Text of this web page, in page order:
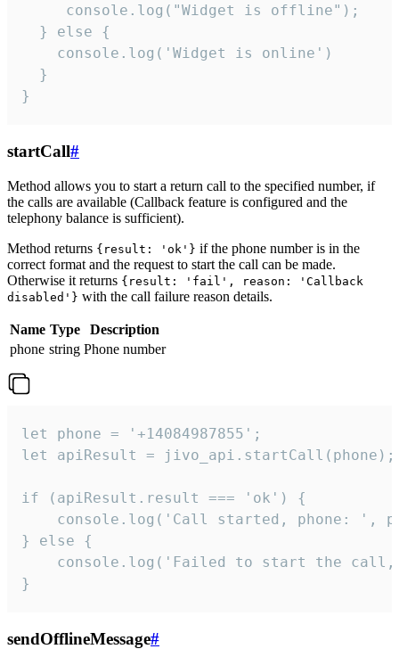
     console.log("Widget is offline");
  } else {
    console.log('Widget is online')
  }
}
startCall#
Method allows you to start a return call to the specified number, if
the calls are available (Callback feature is configured and the
telephony balance is sufficient).
Method returns {result: 'ok'} if the phone number is in the
correct format and the request to start the call can be made.
Otherwise it returns {result: 'fail', reason: 'Callback
disabled'} with the call failure reason details.
Name Type
Description
phone string Phone number
let phone = '+14084987855';
let apiResult = jivo_api.startCall(phone);
if (apiResult.result === 'ok') {
console.log('Call started, phone: ',
} else {
console.log('Failed to start the
}
sendOfflineMessage#